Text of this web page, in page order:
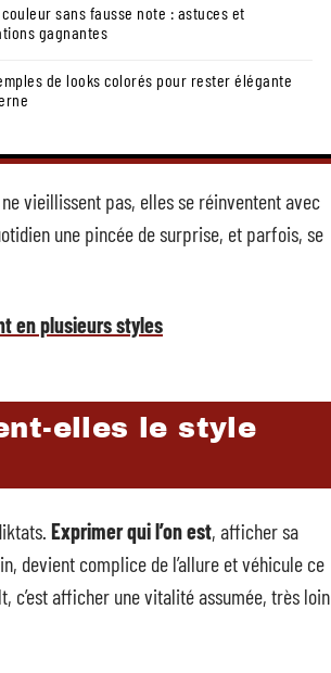
sans fausse note : astuces et
gagnantes
de looks colorés pour rester élégante
vieillissent pas, elles se réinventent avec
une pincée de surprise, et parfois, se
en plusieurs styles
elles le style
Exprimer qui l’on est, afficher sa
devient complice de l’allure et véhicule ce
c’est afficher une vitalité assumée, très loin